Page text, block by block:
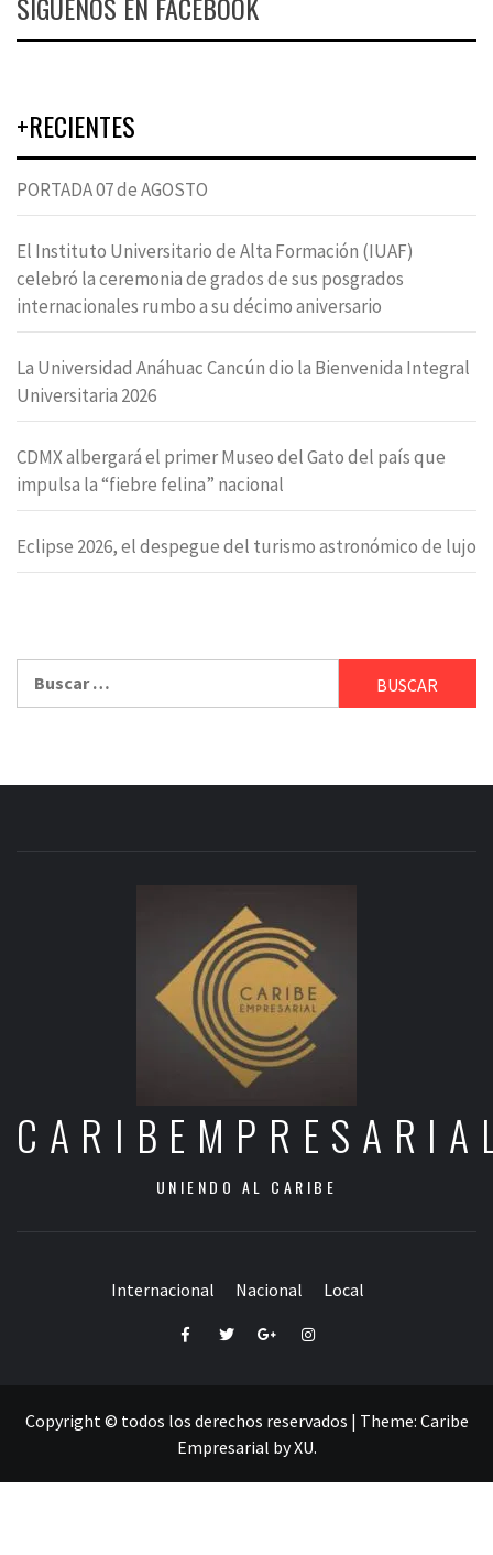
+RECIENTES
PORTADA 07 de AGOSTO
El Instituto Universitario de Alta Formación (IUAF)
celebró la ceremonia de grados de sus posgrados
internacionales rumbo a su décimo aniversario
La Universidad Anáhuac Cancún dio la Bienvenida Integral
Universitaria 2026
CDMX albergará el primer Museo del Gato del país que
impulsa la “fiebre felina” nacional
Eclipse 2026, el despegue del turismo astronómico de lujo
UNIENDO AL CARIBE
Internacional Nacional Local
FacebookTwitterGoogle+Instagram
Copyright © todos los derechos reservados | Theme: Caribe
Empresarial byXU.